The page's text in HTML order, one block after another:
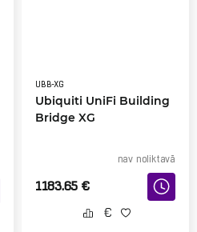
UBB-XG
Ubiquiti UniFi Building
Bridge XG
nav noliktavā
1183.65 €